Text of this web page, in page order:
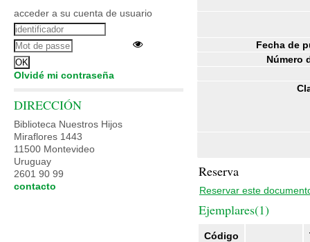
Fecha de
Número
Reserva
Reservar este
Ejemplares(1)
Código
acceder a su cuenta de usuario
Olvidé mi contraseña
DIRECCIÓN
Biblioteca Nuestros Hijos
Miraflores 1443
11500 Montevideo
Uruguay
2601 90 99
contacto